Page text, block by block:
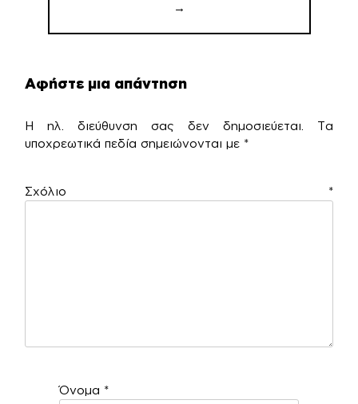
→
Αφήστε μια απάντηση
Η ηλ. διεύθυνση σας δεν δημοσιεύεται.
Τα
υποχρεωτικά πεδία σημειώνονται με *
Σχόλιο *
Όνομα *